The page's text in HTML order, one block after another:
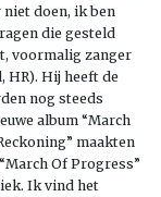
niet doen, ik ben
die gesteld
voormalig zanger
HR). Hij heeft de
nog steeds
album “March
maakten
Of Progress”
Ik vind het